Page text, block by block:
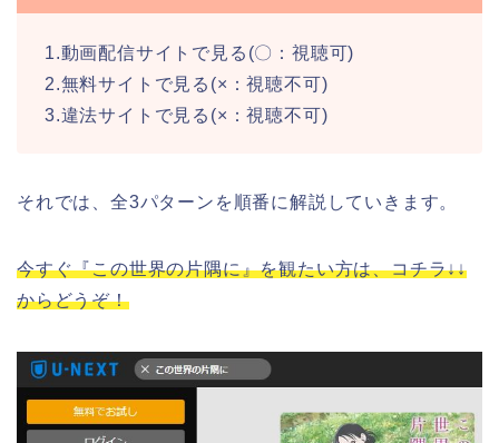
1.動画配信サイトで見る(〇：視聴可)
2.無料サイトで見る(×：視聴不可)
3.違法サイトで見る(×：視聴不可)
それでは、全3パターンを順番に解説していきます。
今すぐ『この世界の片隅に』を観たい方は、コチラ↓↓
からどうぞ！